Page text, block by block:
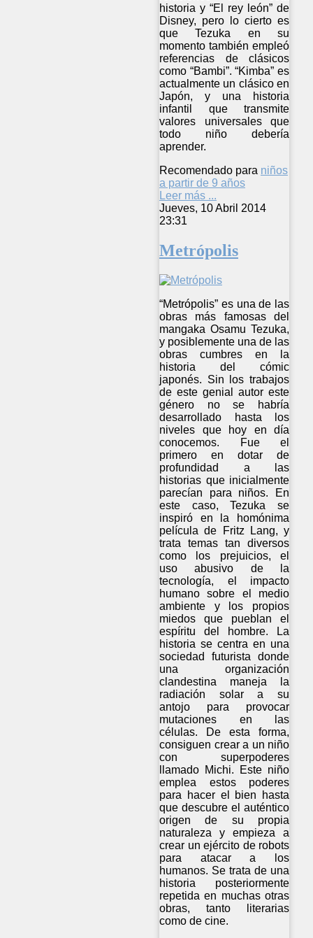
historia y “El rey león” de
Disney, pero lo cierto es
que Tezuka en su
momento también empleó
referencias de clásicos
como “Bambi”. “Kimba” es
actualmente un clásico en
Japón, y una historia
infantil que transmite
valores universales que
todo niño debería
aprender.
Recomendado para niños
a partir de 9 años
Leer más ...
Jueves, 10 Abril 2014
23:31
Metrópolis
“Metrópolis” es una de las
obras más famosas del
mangaka Osamu Tezuka,
y posiblemente una de las
obras cumbres en la
historia del cómic
japonés. Sin los trabajos
de este genial autor este
género no se habría
desarrollado hasta los
niveles que hoy en día
conocemos. Fue el
primero en dotar de
profundidad a las
historias que inicialmente
parecían para niños. En
este caso, Tezuka se
inspiró en la homónima
película de Fritz Lang, y
trata temas tan diversos
como los prejuicios, el
uso abusivo de la
tecnología, el impacto
humano sobre el medio
ambiente y los propios
miedos que pueblan el
espíritu del hombre. La
historia se centra en una
sociedad futurista donde
una organización
clandestina maneja la
radiación solar a su
antojo para provocar
mutaciones en las
células. De esta forma,
consiguen crear a un niño
con superpoderes
llamado Michi. Este niño
emplea estos poderes
para hacer el bien hasta
que descubre el auténtico
origen de su propia
naturaleza y empieza a
crear un ejército de robots
para atacar a los
humanos. Se trata de una
historia posteriormente
repetida en muchas otras
obras, tanto literarias
como de cine.